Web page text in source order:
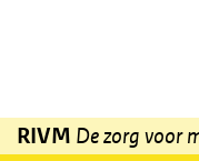
Overslaan en naar de
RIVM De zorg voor